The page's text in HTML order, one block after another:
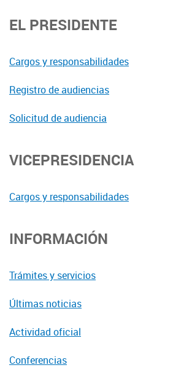
EL PRESIDENTE
Cargos y responsabilidades
Registro de audiencias
Solicitud de audiencia
VICEPRESIDENCIA
Cargos y responsabilidades
INFORMACIÓN
Trámites y servicios
Últimas noticias
Actividad oficial
Conferencias